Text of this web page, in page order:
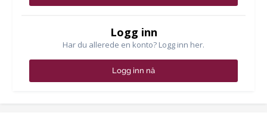
Logg inn
Har du allerede en konto? Logg inn her.
Logg inn nå